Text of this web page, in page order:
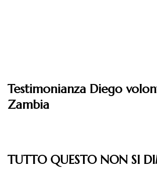
Testimonianza Diego
Zambia
TUTTO QUESTO NON SI